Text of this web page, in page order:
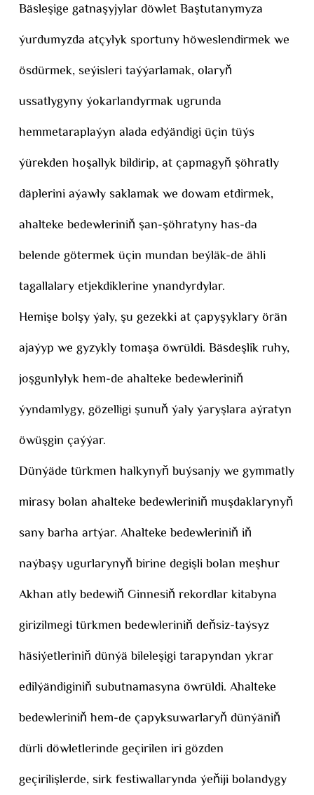
Bäsleşige gatnaşyjylar döwlet Baştutanymyza
ýurdumyzda atçylyk sportuny höweslendirmek we
ösdürmek, seýisleri taýýarlamak, olaryň
ussatlygyny ýokarlandyrmak ugrunda
hemmetaraplaýyn alada edýändigi üçin tüýs
ýürekden hoşallyk bildirip, at çapmagyň şöhratly
däplerini aýawly saklamak we dowam etdirmek,
ahalteke bedewleriniň şan-şöhratyny has-da
belende götermek üçin mundan beýläk-de ähli
tagallalary etjekdiklerine ynandyrdylar.
Hemişe bolşy ýaly, şu gezekki at çapyşyklary örän
ajaýyp we gyzykly tomaşa öwrüldi. Bäsdeşlik ruhy,
joşgunlylyk hem-de ahalteke bedewleriniň
ýyndamlygy, gözelligi şunuň ýaly ýaryşlara aýratyn
öwüşgin çaýýar.
Dünýäde türkmen halkynyň buýsanjy we gymmatly
mirasy bolan ahalteke bedewleriniň muşdaklarynyň
sany barha artýar. Ahalteke bedewleriniň iň
naýbaşy ugurlarynyň birine degişli bolan meşhur
Akhan atly bedewiň Ginnesiň rekordlar kitabyna
girizilmegi türkmen bedewleriniň deňsiz-taýsyz
häsiýetleriniň dünýä bileleşigi tarapyndan ykrar
edilýändiginiň subutnamasyna öwrüldi. Ahalteke
bedewleriniň hem-de çapyksuwarlaryň dünýäniň
dürli döwletlerinde geçirilen iri gözden
geçirilişlerde, sirk festiwallarynda ýeňiji bolandygy